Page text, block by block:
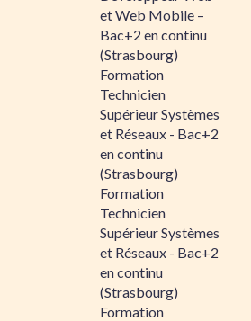
et Web Mobile –
Bac+2 en continu
(Strasbourg)
Formation
Technicien
Supérieur Systèmes
et Réseaux - Bac+2
en continu
(Strasbourg)
Formation
Technicien
Supérieur Systèmes
et Réseaux - Bac+2
en continu
(Strasbourg)
Formation